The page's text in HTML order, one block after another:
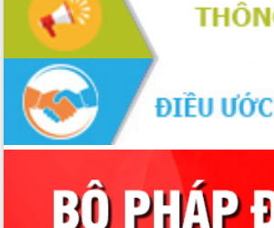
Nâng cao hiệu lực, hiệu quả HĐND
tỉnh thông qua hiện đại hóa hành chính
Xã Ea Phê gắn cải cách hành chính với
chuyển đổi số
Phó Chủ tịch Thường trực UBND tỉnh
Hồ Thị Nguyên Thảo làm việc tại Trung
tâm Phục vụ hành chính công xã Ea
Phê
hành cùng nông dân dân, doanh nghiệp
Giai đoạn 2026-2030, Đắk Lắk phấn